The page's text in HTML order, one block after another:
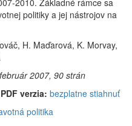
2010. Základné rámce sa
politiky a jej nástrojov na
H. Maďarová, K. Morvay,
2007, 90 strán
PDF verzia: bezplatne stiahnuť
politika